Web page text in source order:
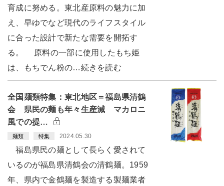
育成に努める。東北産原料の魅力に加
え、早ゆでなど現代のライフスタイル
に合った設計で新たな需要を開拓す
る。 原料の一部に使用したもち姫
は、もちでん粉の…続きを読む
全国麺類特集：東北地区＝福島県清鶴
会 県民の麺も年々生産減 マカロニ
風での提…
麺類 特集 2024.05.30
福島県民の麺として長らく愛されて
いるのが福島県清鶴会の清鶴麺。1959
年、県内で金鶴麺を製造する製麺業者